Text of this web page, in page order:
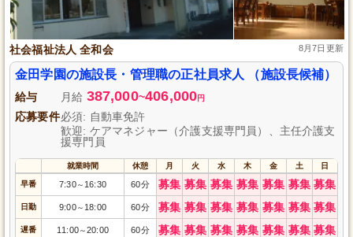
社会福祉法人 全和会 8月7日更新
金田学園の施設長・管理職の正社員求人 （施設長候補）
給与 月給 387,000~406,000円
応募要件必須: 自動車免許
歓迎: ケアマネジャー（介護支援専門員）、主任介護支
援専門員
就業時間 休憩 月 火 水 木 金 土 日
早番 7:30～ 16:30 60分 募集 募集 募集 募集 募集 募集 募集
日勤 9:00～ 18:00 60分 募集 募集 募集 募集 募集 募集 募集
遅番 11:00～20:00 60分 募集 募集 募集 募集 募集 募集 募集